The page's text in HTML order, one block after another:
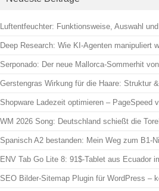
Luftentfeuchter: Funktionsweise, Auswahl
Deep Research: Wie KI-Agenten manipuliert
Serponado: Der neue Mallorca-Sommerhit
Gerstengras Wirkung für die Haare: Struktur
Shopware Ladezeit optimieren – PageSpeed
WM 2026 Song: Deutschland schießt die
Spanisch A2 bestanden: Mein Weg zum B1-
ENV Tab Go Lite 8: 91$-Tablet aus Ecuador
SEO Bilder-Sitemap Plugin für WordPress –